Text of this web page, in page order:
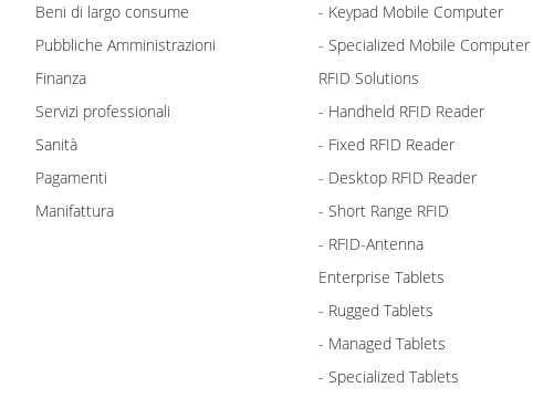
Beni di largo consume
Pubbliche Amministrazioni
Finanza
Servizi professionali
Sanità
Pagamenti
Manifattura
- Keypad Mobile Computer
- Specialized Mobile Computer
RFID Solutions
- Handheld RFID Reader
- Fixed RFID Reader
- Desktop RFID Reader
- Short Range RFID
- RFID-Antenna
Enterprise Tablets
- Rugged Tablets
- Managed Tablets
- Specialized Tablets